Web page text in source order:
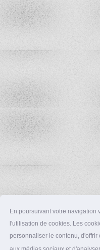
En poursuivant votre navigation
l'utilisation de cookies. Les
personnaliser le contenu,